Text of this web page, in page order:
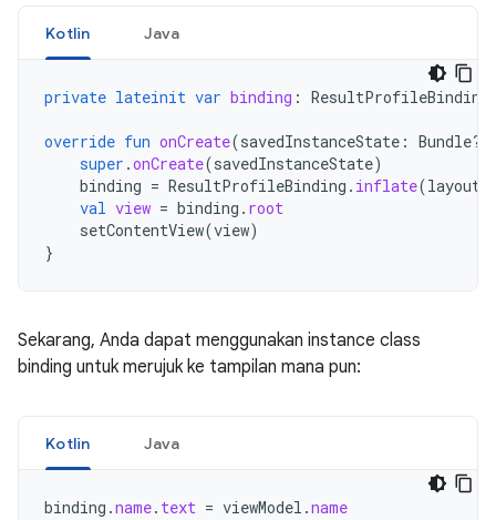
Kotlin Java
private lateinit var binding : ResultProfileBinding
override fun onCreate(savedInstanceState : Bundle?)
super .onCreate(savedInstanceState)
binding = ResultProfileBinding . inflate(
val view = binding . root
setContentView(view)
}
Sekarang, Anda dapat menggunakan instance class
binding untuk merujuk ke tampilan mana pun:
Kotlin Java
binding .name. text = viewModel .name